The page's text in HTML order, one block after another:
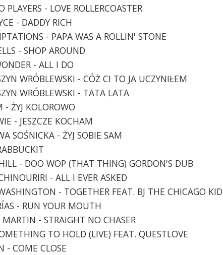
- LOVE ROLLERCOASTER
- DADDY RICH
- PAPA WAS A ROLLIN' STONE
- SHOP AROUND
- ALL I DO
WRÓBLEWSKI - CÓŻ CI TO JA UCZYNIŁEM
WRÓBLEWSKI - TATA LATA
ŻYJ KOLOROWO
- JESZCZE KOCHAM
SOŚNICKA - ŻYJ SOBIE SAM
- DOO WOP (THAT THING) GORDON'S DUB
- ALL I EVER ASKED
- TOGETHER FEAT. BJ THE CHICAGO KID
- RUN YOUR MOUTH
- STRAIGHT NO CHASER
TO HOLD (LIVE) FEAT. QUESTLOVE
- COME CLOSE